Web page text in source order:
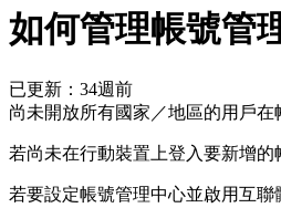
如何管理帳號管
已更新： 34週前
尚未開放所有國家／地區的用戶在
若尚未在行動裝置上登入要新增
若要設定帳號管理中心並啟用互聯